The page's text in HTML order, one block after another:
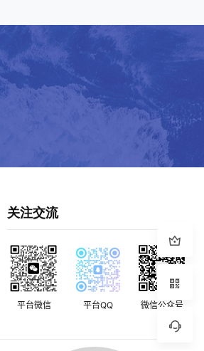
关注交流
平台微信 平台QQ 微信公众号